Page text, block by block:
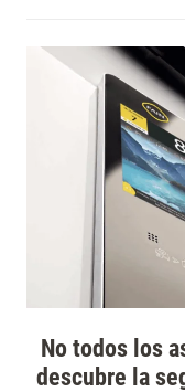
No todos los
descubre la